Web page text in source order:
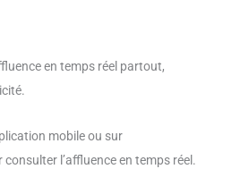
en temps réel partout,
mobile ou sur
consulter l’affluence en temps réel.